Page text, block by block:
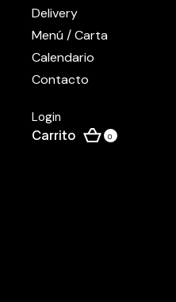
Delivery
Menú / Carta
Calendario
Contacto
Login
0